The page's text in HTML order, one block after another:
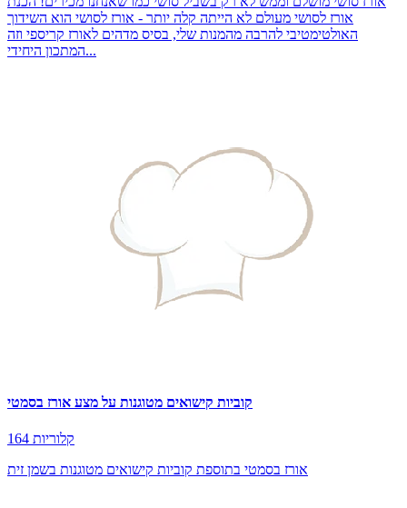
אורז לסושי מעולם לא הייתה קלה יותר - אורז לסושי הוא השידוך
האולטימטיבי להרבה מהמנות שלי, בסיס מדהים לאורז קריספי וזה
המתכון היחידי...
קוביות קישואים מטוגנות על מצע אורז בסמטי
164 קלוריות
אורז בסמטי בתוספת קוביות קישואים מטוגנות בשמן זית